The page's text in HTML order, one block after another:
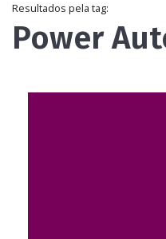
Resultados pela tag:
Power